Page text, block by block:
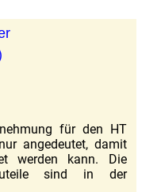
für den HT
angedeutet, damit
werden kann. Die
sind in der